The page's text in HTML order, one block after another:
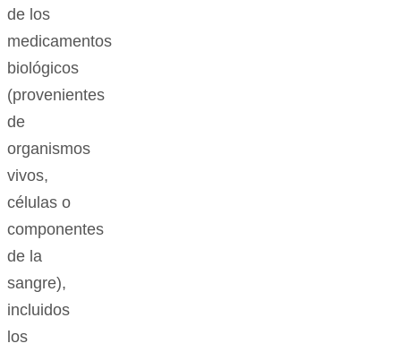
de los
medicamentos
biológicos
(provenientes
de
organismos
vivos,
células o
componentes
de la
sangre),
incluidos
los